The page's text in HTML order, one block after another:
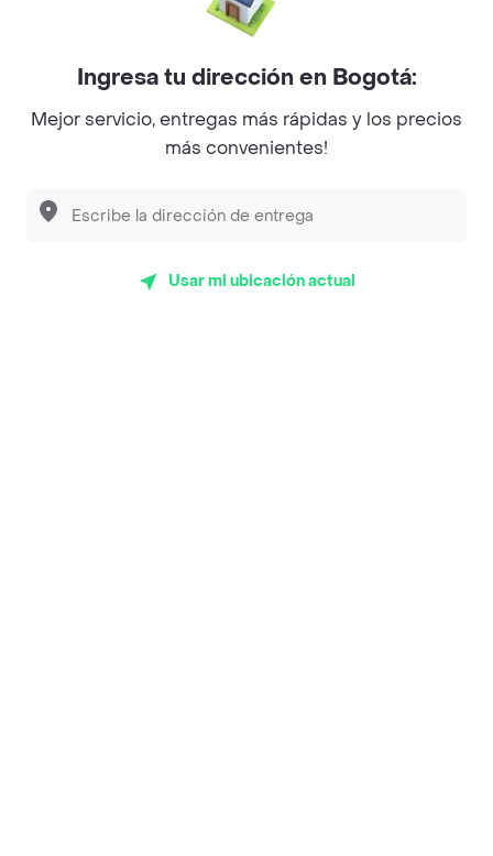
Mercari - Postres
Myriam Camhi Co
Ingresa tu dirección en Bogotá:
Mejor servicio, entregas más rápidas y los precios
más convenientes!
Usar mi ubicación actual